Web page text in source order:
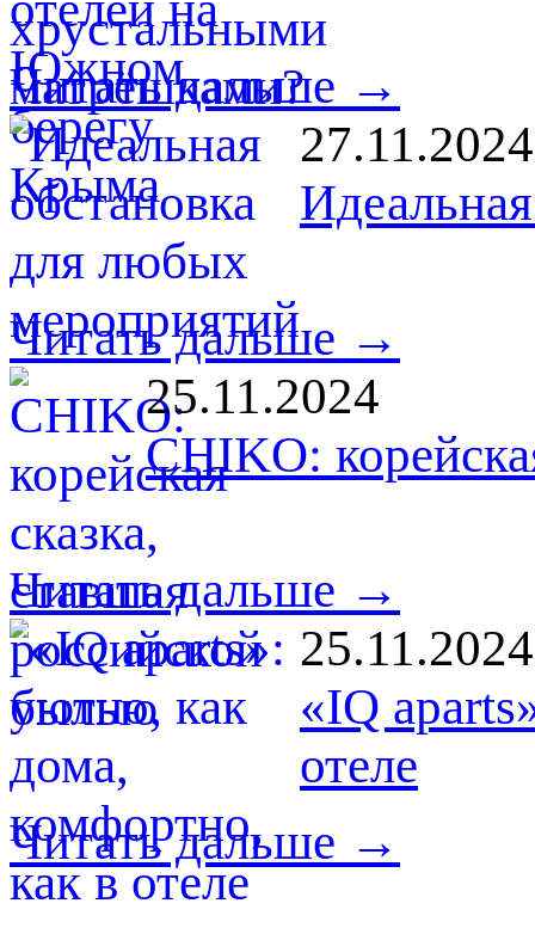
Читать дальше →
27.11.2024
Читать дальше →
25.11.2024
CHIKO:
Читать дальше →
25.11.2024
«IQ
отеле
Читать дальше →